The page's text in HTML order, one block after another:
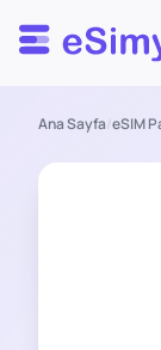
Esimy
Ana Sayfa/eSIM